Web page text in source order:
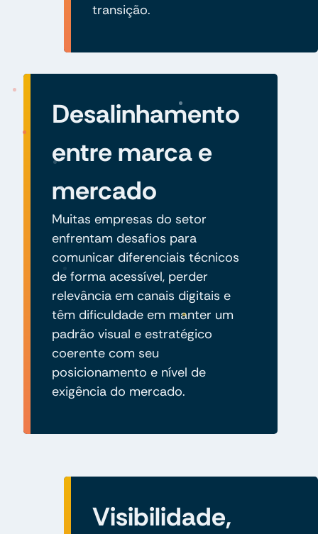
transição.
Desalinhamento
entre marca e
mercado
Muitas empresas do setor
enfrentam desafios para
comunicar diferenciais técnicos
de forma acessível, perder
relevância em canais digitais e
têm dificuldade em manter um
padrão visual e estratégico
coerente com seu
posicionamento e nível de
exigência do mercado.
Visibilidade,